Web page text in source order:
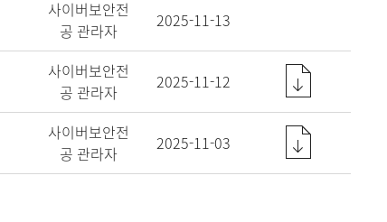
사이버보안전
공 관라자
2025-11-13
사이버보안전
공 관라자
2025-11-12
사이버보안전
공 관라자
2025-11-03